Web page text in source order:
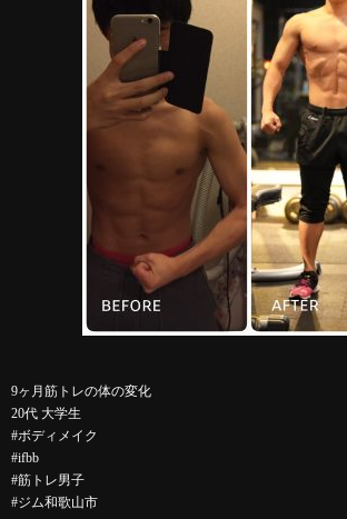
9ヶ月筋トレの体の変化
20代 大学生
#ボディメイク
#ifbb
#筋トレ男子
#ジム和歌山市